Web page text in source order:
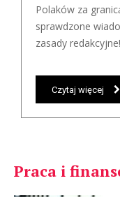
Polaków za
sprawdzone
zasady redakcyjne!
Czytaj więcej
Praca i